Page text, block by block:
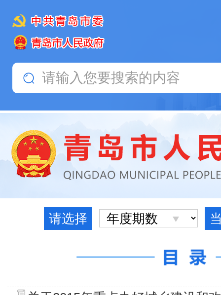
请选择